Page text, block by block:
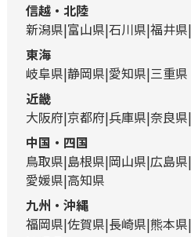
信越・北陸
新潟県 富山県 石川県 福井県
東海
岐阜県 静岡県 愛知県 三重県
近畿
大阪府 京都府 兵庫県 奈良県
中国・四国
鳥取県 島根県 岡山県 広島県
愛媛県 高知県
九州・沖縄
福岡県 佐賀県 長崎県 熊本県